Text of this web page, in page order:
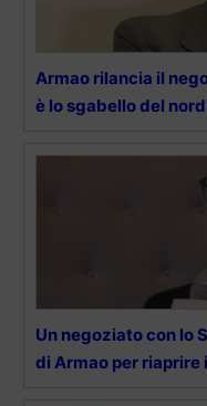
Armao rilancia il
è lo sgabello del
Un negoziato con lo
di Armao per riaprire